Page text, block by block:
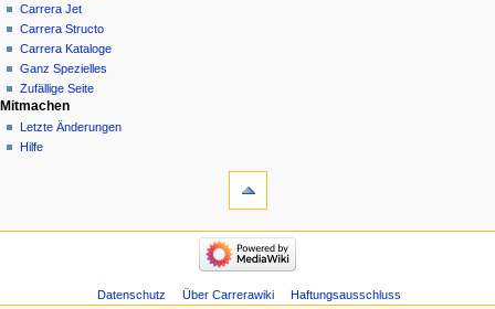
Carrera Jet
Carrera Structo
Carrera Kataloge
Ganz Spezielles
Zufällige Seite
Mitmachen
Letzte Änderungen
Hilfe
Navigation
Datenschutz Über Carrerawiki Haftungsausschluss